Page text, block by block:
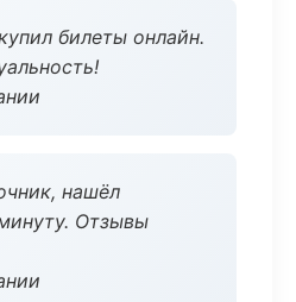
билеты онлайн.
нашёл
Отзывы